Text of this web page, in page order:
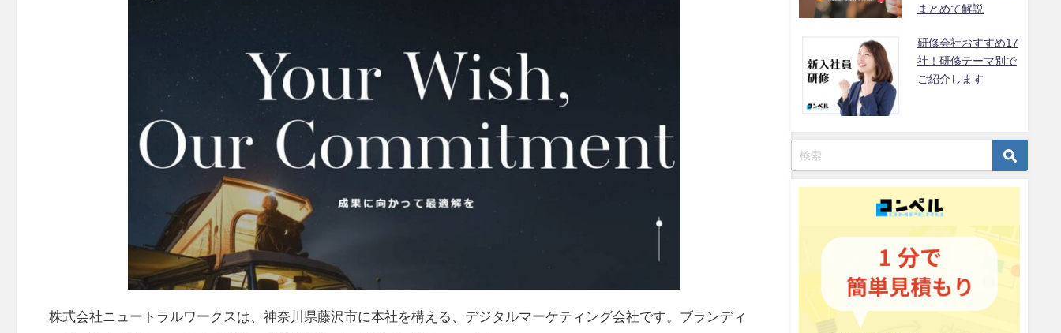
株式会社ニュートラルワークスは、神奈川県藤沢市に本社を構える、デジタルマーケティング会社です。ブランディ
まとめて解説
研修会社おすすめ17
社！研修テーマ別で
ご紹介します